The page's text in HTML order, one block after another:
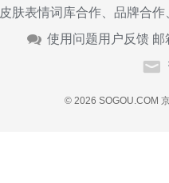
皮肤表情词库合作、品牌合
使用问题用户反馈 邮
© 2026 SOGOU.COM